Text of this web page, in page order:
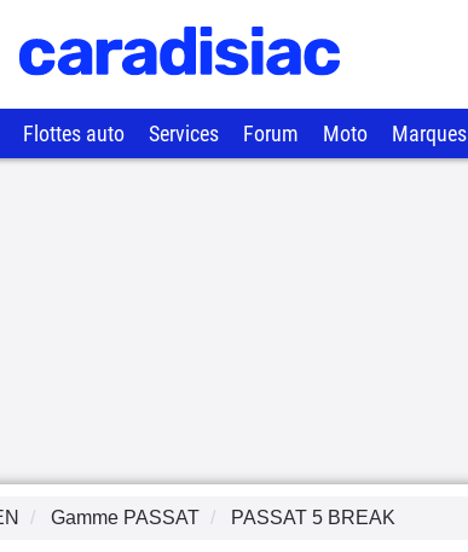
Flottes auto Services Forum Moto Marques
Gamme PASSAT PASSAT 5 BREAK